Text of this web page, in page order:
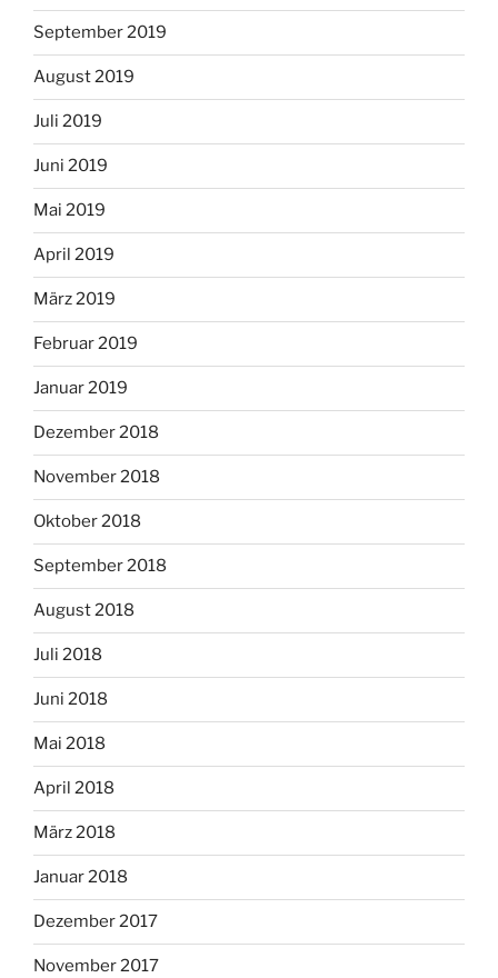
September 2019
August 2019
Juli 2019
Juni 2019
Mai 2019
April 2019
März 2019
Februar 2019
Januar 2019
Dezember 2018
November 2018
Oktober 2018
September 2018
August 2018
Juli 2018
Juni 2018
Mai 2018
April 2018
März 2018
Januar 2018
Dezember 2017
November 2017